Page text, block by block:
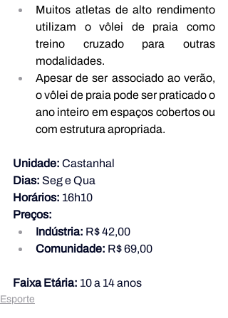
Muitos atletas de alto rendimento
utilizam o vôlei de praia como
treino cruzado para outras
modalidades.
Apesar de ser associado ao verão,
o vôlei de praia pode ser praticado o
ano inteiro em espaços cobertos ou
com estrutura apropriada.
Unidade: Castanhal
Dias: Seg e Qua
Horários: 16h10
Preços:
Indústria: R$ 42,00
Comunidade: R$ 69,00
Faixa Etária: 10 a 14 anos
Esporte